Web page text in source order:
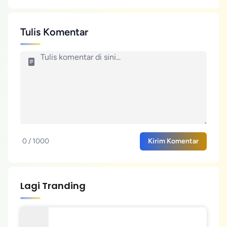
Tulis Komentar
0 / 1000 Kirim Komentar
Lagi Tranding